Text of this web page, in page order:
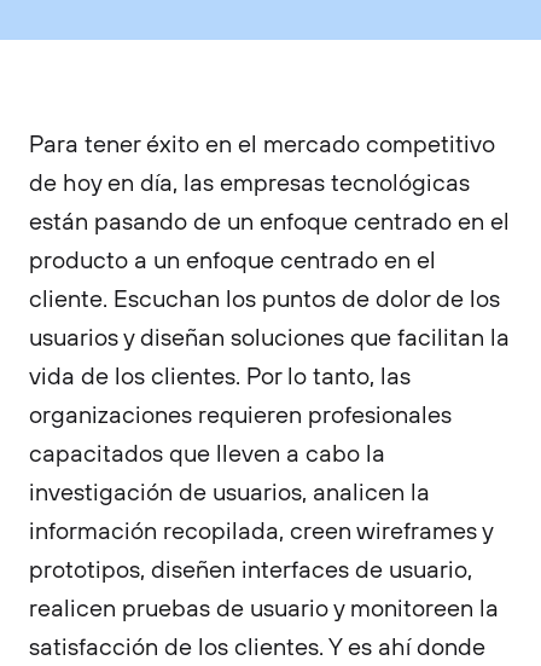
Para tener éxito en el mercado competitivo
de hoy en día, las empresas tecnológicas
están pasando de un enfoque centrado en el
producto a un enfoque centrado en el
cliente. Escuchan los puntos de dolor de los
usuarios y diseñan soluciones que facilitan la
vida de los clientes. Por lo tanto, las
organizaciones requieren profesionales
capacitados que lleven a cabo la
investigación de usuarios, analicen la
información recopilada, creen wireframes y
prototipos, diseñen interfaces de usuario,
realicen pruebas de usuario y monitoreen la
satisfacción de los clientes. Y es ahí donde